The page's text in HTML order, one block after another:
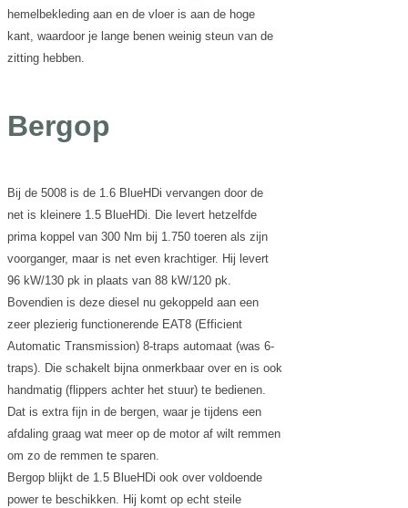
hemelbekleding aan en de vloer is aan de hoge
kant, waardoor je lange benen weinig steun van de
zitting hebben.
Bergop
Bij de 5008 is de 1.6 BlueHDi vervangen door de
net is kleinere 1.5 BlueHDi. Die levert hetzelfde
prima koppel van 300 Nm bij 1.750 toeren als zijn
voorganger, maar is net even krachtiger. Hij levert
96 kW/130 pk in plaats van 88 kW/120 pk.
Bovendien is deze diesel nu gekoppeld aan een
zeer plezierig functionerende EAT8 (Efficient
Automatic Transmission) 8-traps automaat (was 6-
traps). Die schakelt bijna onmerkbaar over en is ook
handmatig (flippers achter het stuur) te bedienen.
Dat is extra fijn in de bergen, waar je tijdens een
afdaling graag wat meer op de motor af wilt remmen
om zo de remmen te sparen.
Bergop blijkt de 1.5 BlueHDi ook over voldoende
power te beschikken. Hij komt op echt steile